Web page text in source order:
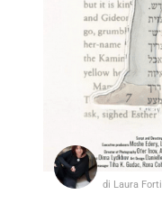
di Laura Forti